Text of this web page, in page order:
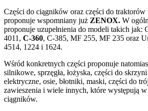
Części do ciągników oraz części do traktorów
proponuje wspomniany już ZENOX. W
proponuje uzupełnienia do modeli takich jak:
4011, C-360, C-385, MF 255, MF 235 oraz
4514, 1224 i 1624.
Wśród konkretnych części proponuje
silnikowe, sprzęgła, łożyska, części do
elektryczne, osie, błotniki, maski, części do
zawieszenia i wiele innych, które występują
ciągników.